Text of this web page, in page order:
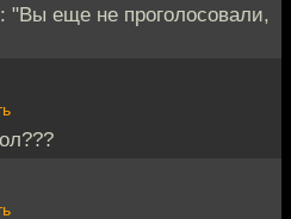
"Вы еще не проголосовали,